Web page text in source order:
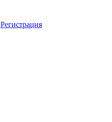
Регистрация